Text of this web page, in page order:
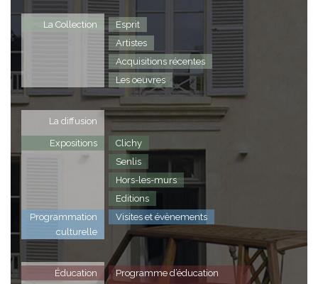
La Collection
Esprit
Artistes
Acquisitions récentes
Les oeuvres
La diffusion
Expositions
Clichy
Senlis
Hors-les-murs
Editions
Programmation
culturelle
Visites et évènements
Éducation
Programme d’éducation